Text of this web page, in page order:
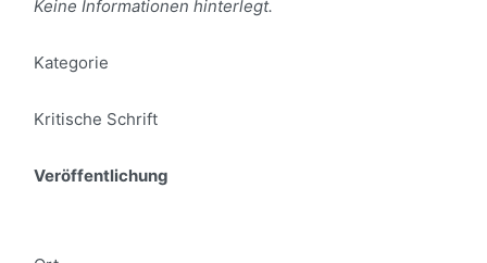
Keine Informationen hinterlegt.
Kategorie
Kritische Schrift
Veröffentlichung